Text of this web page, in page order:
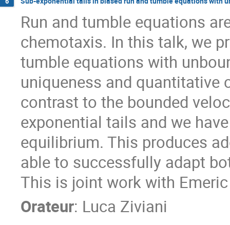
Run and tumble equations
chemotaxis. In this talk, we
tumble equations with
uniqueness and quantitative
contrast to the bounded
exponential tails and we
equilibrium. This produces
able to successfully adapt
This is joint work with
Orateur: Luca Ziviani